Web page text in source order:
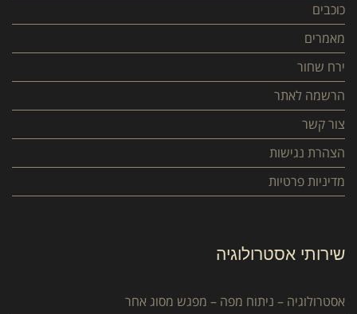
כוכבים
מאמרים
ירח שחור
הרשמה לאתר
צור קשר
הצהרת נגישות
מדיניות פרטיות
שירותי אסטרולוגיה
אסטרולוגיה – ניתוח מפה – מפגש מסוג אחר